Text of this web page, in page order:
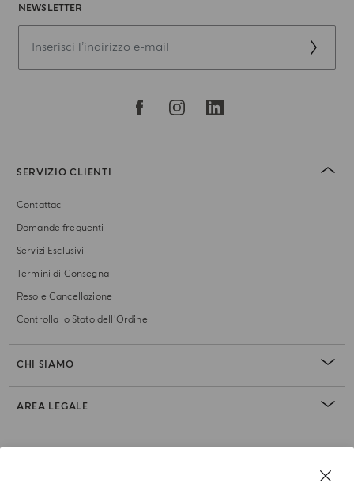
NEWSLETTER
SERVIZIO CLIENTI
Contattaci
Domande frequenti
Servizi Esclusivi
Termini di Consegna
Reso e Cancellazione
Controlla lo Stato dell'Ordine
CHI SIAMO
AREA LEGALE